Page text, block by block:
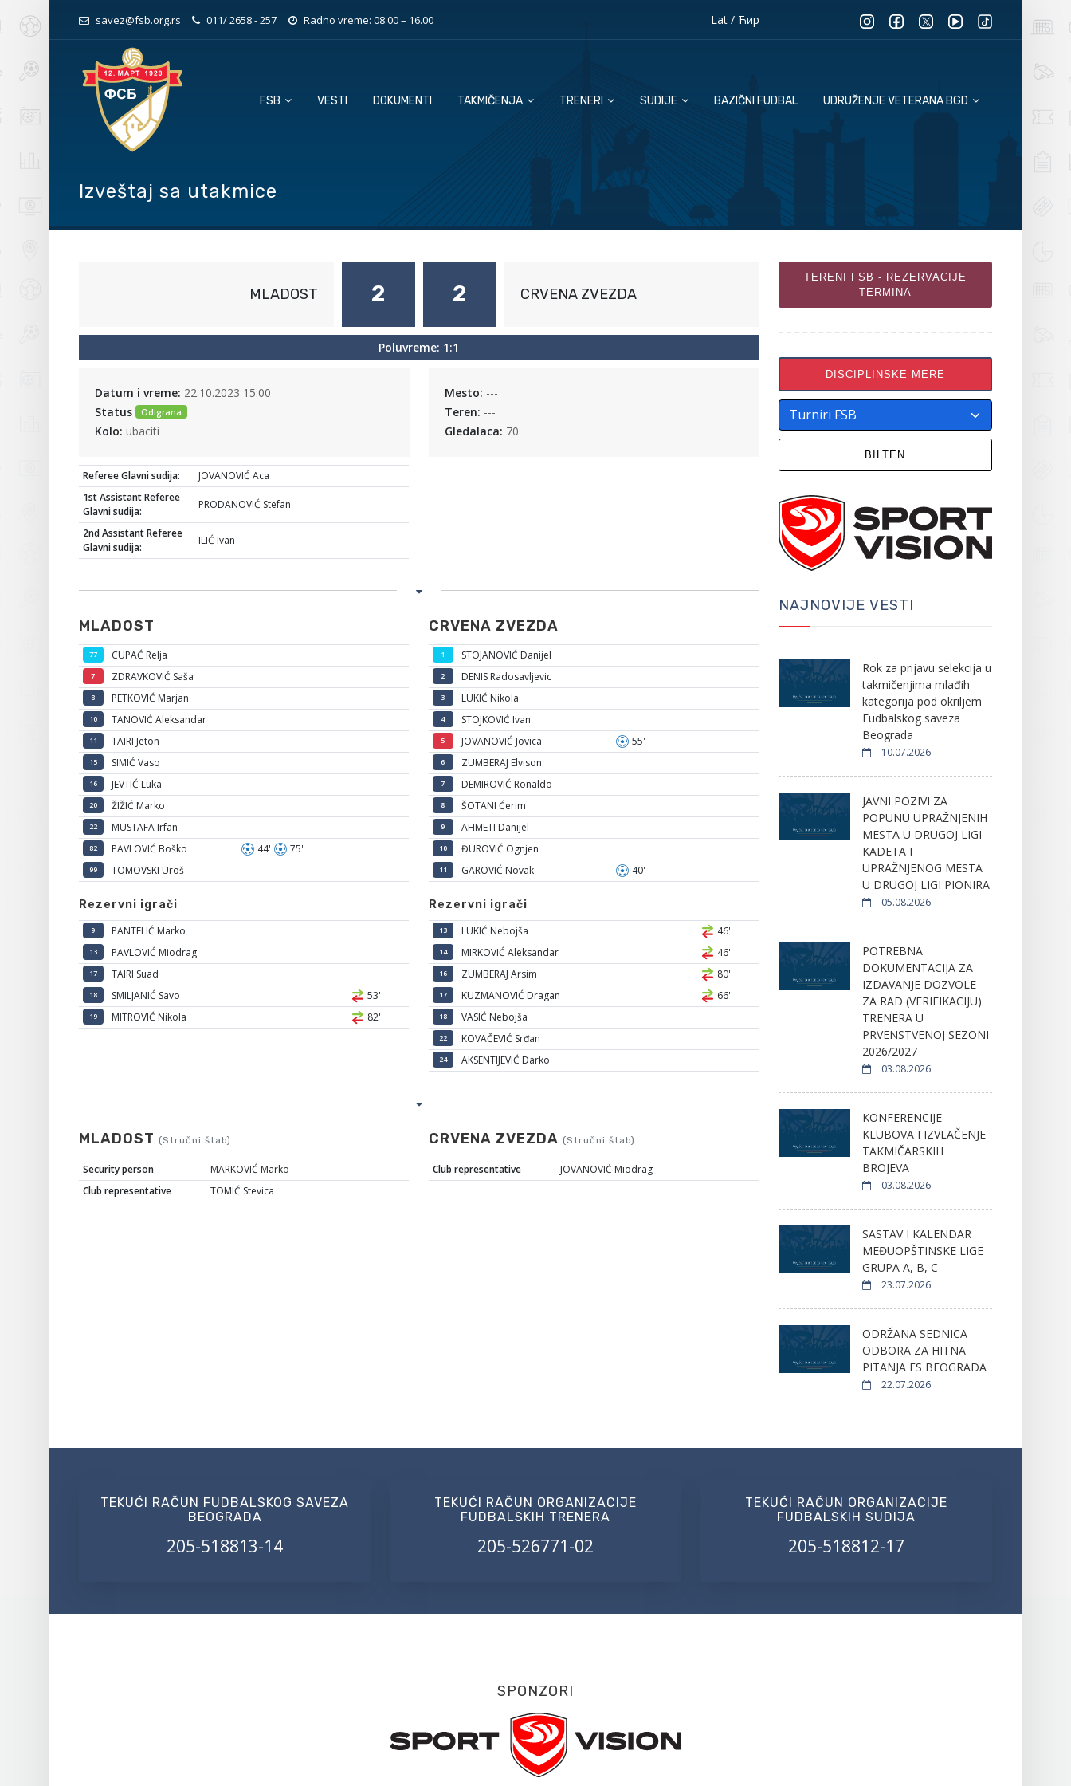
savez@fsb.org.rs 011/ 2658 - 257 Radno vreme: 08.00 – 16.00 Lat/ Ћир
FSB VESTI DOKUMENTI TAKMIČENJA TRENERI SUDIJE BAZIČNI FUDBAL UDRUŽENJE VETERANA BGD
Izveštaj sa utakmice
MLADOST 2 2 CRVENA ZVEZDA
Poluvreme: 1:1
Datum i vreme: 22.10.2023 15:00
Status
Odigrana
Kolo: ubaciti
Mesto: ---
Teren: ---
Gledalaca: 70
Referee Glavni sudija:
JOVANOVIĆ Aca
1st Assistant Referee
Glavni sudija:
PRODANOVIĆ Stefan
2nd Assistant Referee
Glavni sudija:
ILIĆ Ivan
MLADOST
77 CUPAĆ Relja
7 ZDRAVKOVIĆ Saša
8 PETKOVIĆ Marjan
10 TANOVIĆ Aleksandar
11 TAIRI Jeton
15 SIMIĆ Vaso
16 JEVTIĆ Luka
20 ŽIŽIĆ Marko
22 MUSTAFA Irfan
82 PAVLOVIĆ Boško 44' 75'
99 TOMOVSKI Uroš
Rezervni igrači
9 PANTELIĆ Marko
13 PAVLOVIĆ Miodrag
17 TAIRI Suad
18 SMILJANIĆ Savo 53'
19 MITROVIĆ Nikola 82'
CRVENA ZVEZDA
1 STOJANOVIĆ Danijel
2 DENIS Radosavljevic
3 LUKIĆ Nikola
4 STOJKOVIĆ Ivan
5 JOVANOVIĆ Jovica 55'
6 ZUMBERAJ Elvison
7 DEMIROVIĆ Ronaldo
8 ŠOTANI Ćerim
9 AHMETI Danijel
10 ĐUROVIĆ Ognjen
11 GAROVIĆ Novak 40'
Rezervni igrači
13 LUKIĆ Nebojša 46'
14 MIRKOVIĆ Aleksandar 46'
16 ZUMBERAJ Arsim 80'
17 KUZMANOVIĆ Dragan 66'
18 VASIĆ Nebojša
22 KOVAČEVIĆ Srđan
24 AKSENTIJEVIĆ Darko
MLADOST (Stručni štab)
Security person
MARKOVIĆ Marko
Club representative
TOMIĆ Stevica
CRVENA ZVEZDA (Stručni štab)
Club representative JOVANOVIĆ Miodrag
TERENI FSB - REZERVACIJE
TERMINA
DISCIPLINSKE MERE
BILTEN
NAJNOVIJE VESTI
Rok za prijavu selekcija u
takmičenjima mlađih
kategorija pod okriljem
Fudbalskog saveza
Beograda
10.07.2026
JAVNI POZIVI ZA
POPUNU UPRAŽNJENIH
MESTA U DRUGOJ LIGI
KADETA I
UPRAŽNJENOG MESTA
U DRUGOJ LIGI PIONIRA
05.08.2026
POTREBNA
DOKUMENTACIJA ZA
IZDAVANJE DOZVOLE
ZA RAD (VERIFIKACIJU)
TRENERA U
PRVENSTVENOJ SEZONI
2026/2027
03.08.2026
KONFERENCIJE
KLUBOVA I IZVLAČENJE
TAKMIČARSKIH
BROJEVA
03.08.2026
SASTAV I KALENDAR
MEĐUOPŠTINSKE LIGE
GRUPA A, B, C
23.07.2026
ODRŽANA SEDNICA
ODBORA ZA HITNA
PITANJA FS BEOGRADA
22.07.2026
TEKUĆI RAČUN FUDBALSKOG SAVEZA
BEOGRADA
205-518813-14
TEKUĆI RAČUN ORGANIZACIJE
FUDBALSKIH TRENERA
205-526771-02
TEKUĆI RAČUN ORGANIZACIJE
FUDBALSKIH SUDIJA
205-518812-17
SPONZORI